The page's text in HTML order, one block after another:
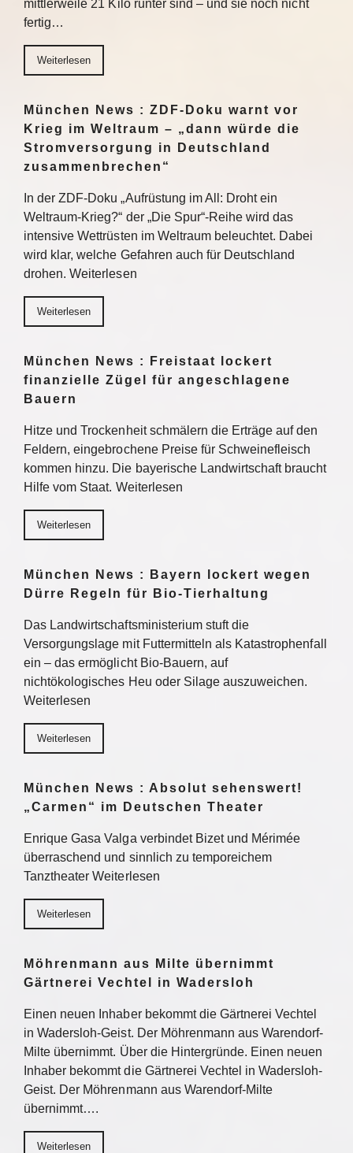
mittlerweile 21 Kilo runter sind – und sie noch nicht
fertig…
Weiterlesen
München News : ZDF-Doku warnt vor
Krieg im Weltraum – „dann würde die
Stromversorgung in Deutschland
zusammenbrechen“
In der ZDF-Doku „Aufrüstung im All: Droht ein
Weltraum-Krieg?“ der „Die Spur“-Reihe wird das
intensive Wettrüsten im Weltraum beleuchtet. Dabei
wird klar, welche Gefahren auch für Deutschland
drohen. Weiterlesen
Weiterlesen
München News : Freistaat lockert
finanzielle Zügel für angeschlagene
Bauern
Hitze und Trockenheit schmälern die Erträge auf den
Feldern, eingebrochene Preise für Schweinefleisch
kommen hinzu. Die bayerische Landwirtschaft braucht
Hilfe vom Staat. Weiterlesen
Weiterlesen
München News : Bayern lockert wegen
Dürre Regeln für Bio-Tierhaltung
Das Landwirtschaftsministerium stuft die
Versorgungslage mit Futtermitteln als Katastrophenfall
ein – das ermöglicht Bio-Bauern, auf
nichtökologisches Heu oder Silage auszuweichen.
Weiterlesen
Weiterlesen
München News : Absolut sehenswert!
„Carmen“ im Deutschen Theater
Enrique Gasa Valga verbindet Bizet und Mérimée
überraschend und sinnlich zu temporeichem
Tanztheater Weiterlesen
Weiterlesen
Möhrenmann aus Milte übernimmt
Gärtnerei Vechtel in Wadersloh
Einen neuen Inhaber bekommt die Gärtnerei Vechtel
in Wadersloh-Geist. Der Möhrenmann aus Warendorf-
Milte übernimmt. Über die Hintergründe. Einen neuen
Inhaber bekommt die Gärtnerei Vechtel in Wadersloh-
Geist. Der Möhrenmann aus Warendorf-Milte
übernimmt….
Weiterlesen